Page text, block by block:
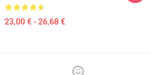
23,00 € - 26,68 €